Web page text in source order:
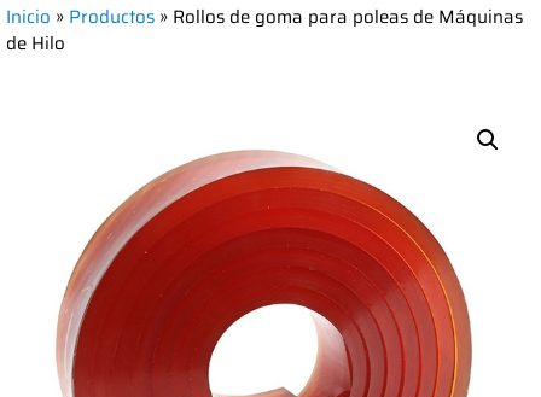
Inicio » Productos » Rollos de goma para poleas de Máquinas
de Hilo